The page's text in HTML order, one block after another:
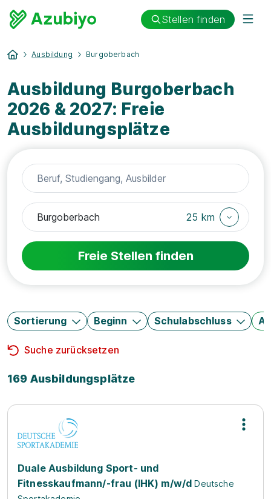
Stellen finden
Ausbildung Burgoberbach
Ausbildung Burgoberbach
2026 & 2027: Freie
Ausbildungsplätze
25 km
Freie Stellen finden
Sortierung Beginn Schulabschluss
Suche zurücksetzen
169 Ausbildungsplätze
Duale Ausbildung Sport- und
Fitnesskaufmann/-frau (IHK) m/w/d Deutsche